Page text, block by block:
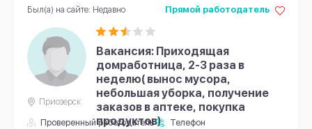
Вакансия: Приходящая
домработница, 2-3 раза в
неделю( вынос мусора,
небольшая уборка, получение
заказов в аптеке, покупка
продуктов)
Проверенный работодатель
Телефон
Прямой работодатель
Приозерск
Был(а) на сайте: Недавно